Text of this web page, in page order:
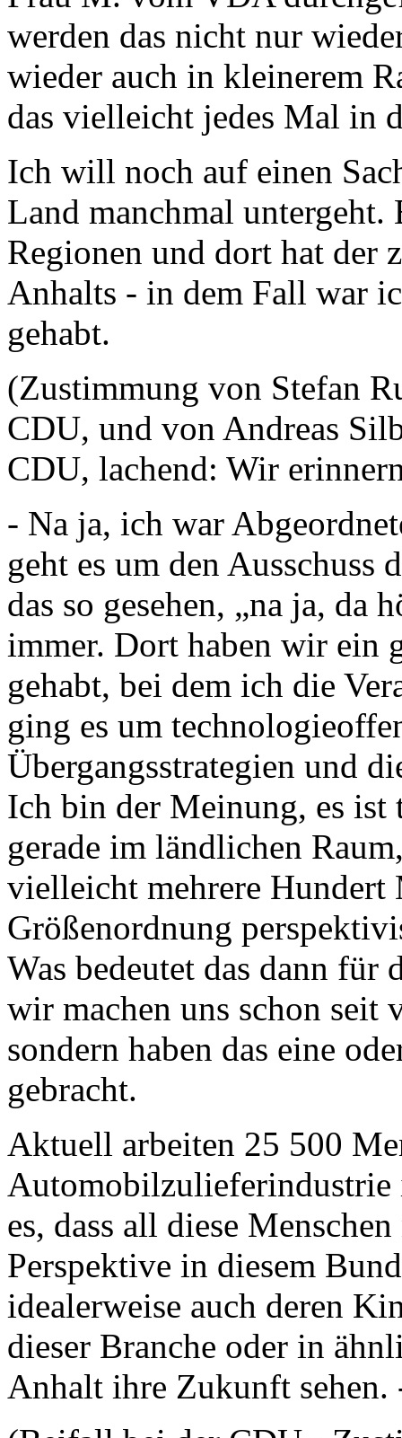
werden das nicht nur
wieder auch in kleinerem
das vielleicht jedes Mal in
Ich will noch auf einen
Land manchmal untergeht.
Regionen und dort hat der
Anhalts - in dem Fall war
gehabt.
(Zustimmung von Stefan
CDU, und von Andreas
CDU, lachend: Wir
- Na ja, ich war
geht es um den
das so gesehen, „na ja, da
immer. Dort haben wir ein
gehabt, bei dem ich die
ging es um
Übergangsstrategien und
Ich bin der Meinung, es ist
gerade im ländlichen
vielleicht mehrere
Größenordnung
Was bedeutet das dann
wir machen uns schon seit
sondern haben das eine
gebracht.
Aktuell arbeiten 25 500
Automobilzulieferindustrie
es, dass all diese
Perspektive in diesem
idealerweise auch deren
dieser Branche oder in
Anhalt ihre Zukunft sehen.